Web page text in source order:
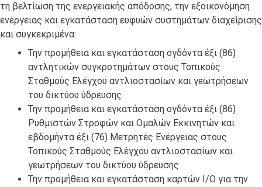
τη βελτίωση της ενεργειακής απόδοσης, την εξοικονόμηση
ενέργειας και εγκατάσταση ευφυών συστημάτων διαχείρισης
και συγκεκριμένα:
Την προμήθεια και εγκατάσταση ογδόντα έξι (86)
αντλητικών συγκροτημάτων στους Τοπικούς
Σταθμούς Ελέγχου αντλιοστασίων και γεωτρήσεων
του δικτύου ύδρευσης
Την προμήθεια και εγκατάσταση ογδόντα έξι (86)
Ρυθμιστών Στροφών και Ομαλών Εκκινητών και
εβδομήντα έξι (76) Μετρητές Ενέργειας στους
Τοπικούς Σταθμούς Ελέγχου αντλιοστασίων και
γεωτρήσεων του δικτύου ύδρευσης
Την προμήθεια και εγκατάσταση καρτών I/O για την